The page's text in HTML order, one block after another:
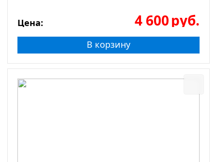
Цена: 4 600руб.
В корзину